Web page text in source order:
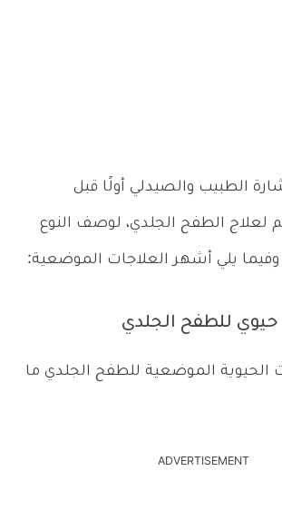
الطبيب والصيدلي أولًا قبل
لعلاج الطفح الجلدي، لوصف النوع
وفيما يلي أشهر العلاجات الموضعية:
الموضعية للطفح الجلدي ما
ADVERTISEMENT